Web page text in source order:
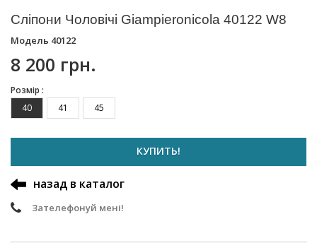
Сліпони Чоловічі Giampieronicola 40122 W8
Модель 40122
8 200 грн.
Розмір :
40
41 45
КУПИТЬ!
назад в каталог
Зателефонуй мені!